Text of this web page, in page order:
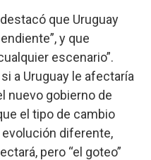
que Uruguay
y que
escenario”.
a Uruguay le afectaría
nuevo gobierno de
el tipo de cambio
diferente,
pero “el goteo”